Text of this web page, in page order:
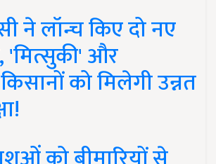
ने लॉन्च किए दो नए
'मित्सुकी' और
को मिलेगी उन्नत